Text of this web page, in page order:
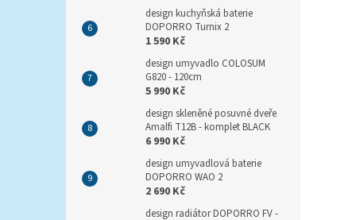
design kuchyňská baterie
DOPORRO Turnix 2
1 590 Kč
design umyvadlo COLOSUM
G820 - 120cm
5 990 Kč
design skleněné posuvné dveře
Amalfi T12B - komplet BLACK
6 990 Kč
design umyvadlová baterie
DOPORRO WAO 2
2 690 Kč
design radiátor DOPORRO FV -